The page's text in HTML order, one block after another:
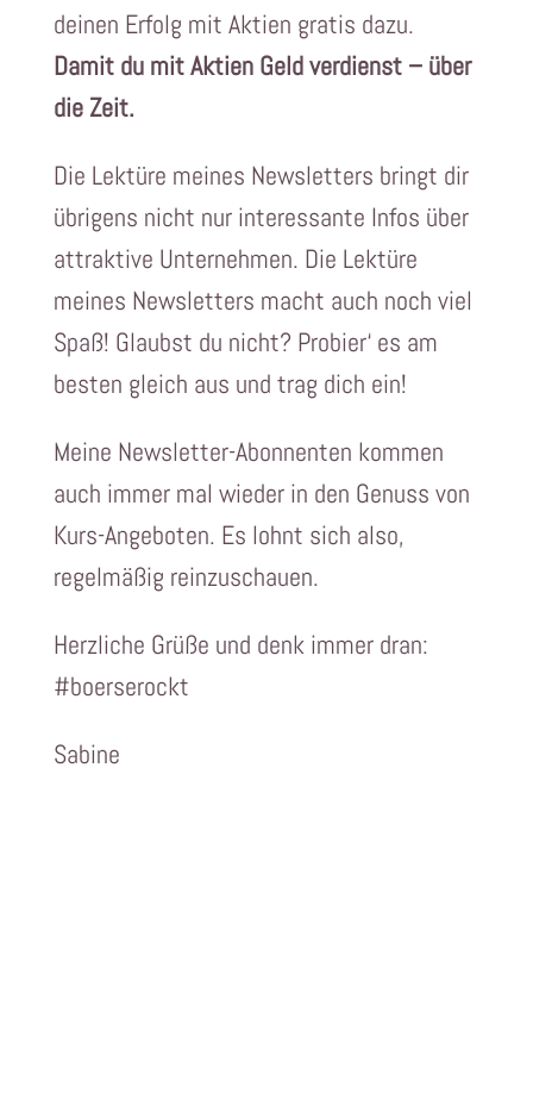
deinen Erfolg mit Aktien gratis dazu.
Damit du mit Aktien Geld verdienst – über
die Zeit.
Die Lektüre meines Newsletters bringt dir
übrigens nicht nur interessante Infos über
attraktive Unternehmen. Die Lektüre
meines Newsletters macht auch noch viel
Spaß! Glaubst du nicht? Probier‘ es am
besten gleich aus und trag dich ein!
Meine Newsletter-Abonnenten kommen
auch immer mal wieder in den Genuss von
Kurs-Angeboten. Es lohnt sich also,
regelmäßig reinzuschauen.
Herzliche Grüße und denk immer dran:
#boerserockt
Sabine